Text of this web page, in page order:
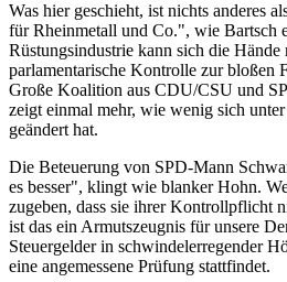
Was hier geschieht, ist nichts anderes
für Rheinmetall und Co.", wie Bartsch
Rüstungsindustrie kann sich die Hände
parlamentarische Kontrolle zur bloßen
Große Koalition aus CDU/CSU und
zeigt einmal mehr, wie wenig sich
geändert hat.
Die Beteuerung von SPD-Mann
es besser", klingt wie blanker Hohn.
zugeben, dass sie ihrer Kontrollpflicht
ist das ein Armutszeugnis für unsere
Steuergelder in schwindelerregender
eine angemessene Prüfung stattfindet.